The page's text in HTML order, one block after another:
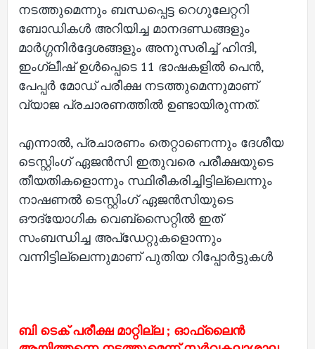
നടത്തുമെന്നും ബന്ധപ്പെട്ട റെഗുലേറ്ററി
ബോഡികള്‍ അറിയിച്ച മാനദണ്ഡങ്ങളും
മാര്‍ഗ്ഗനിര്‍ദ്ദേശങ്ങളും അനുസരിച്ച്‌ ഹിന്ദി,
ഇംഗ്ലീഷ് ഉള്‍പ്പെടെ 11 ഭാഷകളില്‍ പെന്‍,
പേപ്പര്‍ മോഡ് പരീക്ഷ നടത്തുമെന്നുമാണ്
വ്യാജ പ്രചാരണത്തില്‍ ഉണ്ടായിരുന്നത്.
എന്നാല്‍, പ്രചാരണം തെറ്റാണെന്നും ദേശീയ
ടെസ്റ്റിംഗ് ഏജന്‍സി ഇതുവരെ പരീക്ഷയുടെ
തീയതികളൊന്നും സ്ഥിരീകരിച്ചിട്ടില്ലെന്നും
നാഷണല്‍ ടെസ്റ്റിംഗ് ഏജന്‍സിയുടെ
ഔദ്യോഗിക വെബ്‌സൈറ്റില്‍ ഇത്
സംബന്ധിച്ച അപ്‌ഡേറ്റുകളൊന്നും
വന്നിട്ടില്ലെന്നുമാണ് പുതിയ റിപ്പോര്‍ട്ടുകള്‍
ബി ടെക് പരീക്ഷ മാറ്റില്ല ; ഓഫ്‌ലൈന്‍